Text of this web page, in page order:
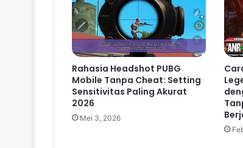
Rahasia Headshot PUBG
Mobile Tanpa Cheat: Setting
Sensitivitas Paling Akurat
2026
Mei 3, 2026